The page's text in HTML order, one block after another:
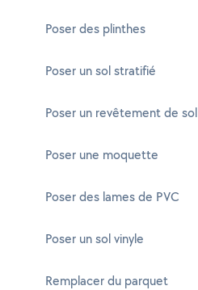
Poser des plinthes
Poser un sol stratifié
Poser un revêtement de sol
Poser une moquette
Poser des lames de PVC
Poser un sol vinyle
Remplacer du parquet